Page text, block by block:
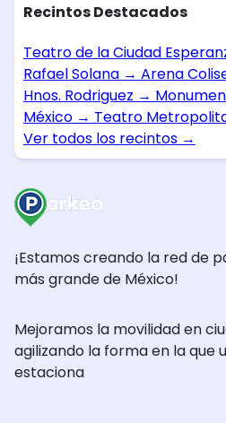
Recintos Destacados
Teatro de la Ciudad
Rafael Solana → Arena
Hnos. Rodriguez →
México → Teatro
Ver todos los recintos →
¡Estamos creando la red de
más grande de México!
Mejoramos la movilidad en
agilizando la forma en la que
estaciona